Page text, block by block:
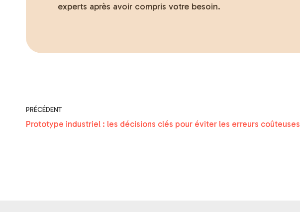
experts après avoir compris votre besoin.
PRÉCÉDENT
Prototype industriel : les décisions clés pour éviter les erreurs coûteuses